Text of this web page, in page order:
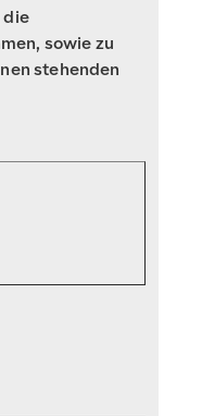
die
sowie zu
stehenden